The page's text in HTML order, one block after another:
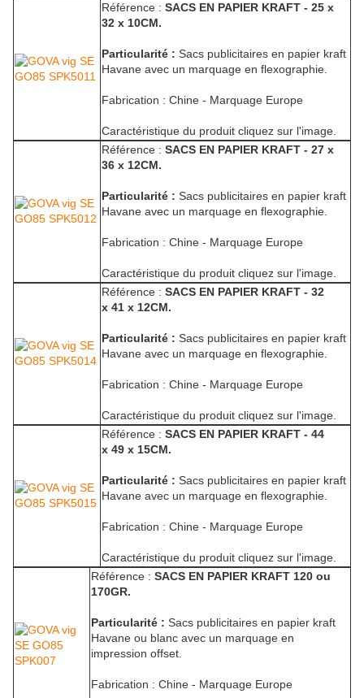
Référence : SACS EN PAPIER KRAFT - 25 x
32 x 10CM.
Particularité : Sacs publicitaires en papier kraft
Havane avec un marquage en flexographie.
Fabrication : Chine - Marquage Europe
Caractéristique du produit cliquez sur l'image.
Référence : SACS EN PAPIER KRAFT - 27 x
36 x 12CM.
Particularité : Sacs publicitaires en papier kraft
Havane avec un marquage en flexographie.
Fabrication : Chine - Marquage Europe
Caractéristique du produit cliquez sur l'image.
Référence : SACS EN PAPIER KRAFT - 32
x 41 x 12CM.
Particularité : Sacs publicitaires en papier kraft
Havane avec un marquage en flexographie.
Fabrication : Chine - Marquage Europe
Caractéristique du produit cliquez sur l'image.
Référence : SACS EN PAPIER KRAFT - 44
x 49 x 15CM.
Particularité : Sacs publicitaires en papier kraft
Havane avec un marquage en flexographie.
Fabrication : Chine - Marquage Europe
Caractéristique du produit cliquez sur l'image.
Référence : SACS EN PAPIER KRAFT 120 ou
170GR.
Particularité : Sacs publicitaires en papier kraft
Havane ou blanc avec un marquage en
impression offset.
Fabrication : Chine - Marquage Europe